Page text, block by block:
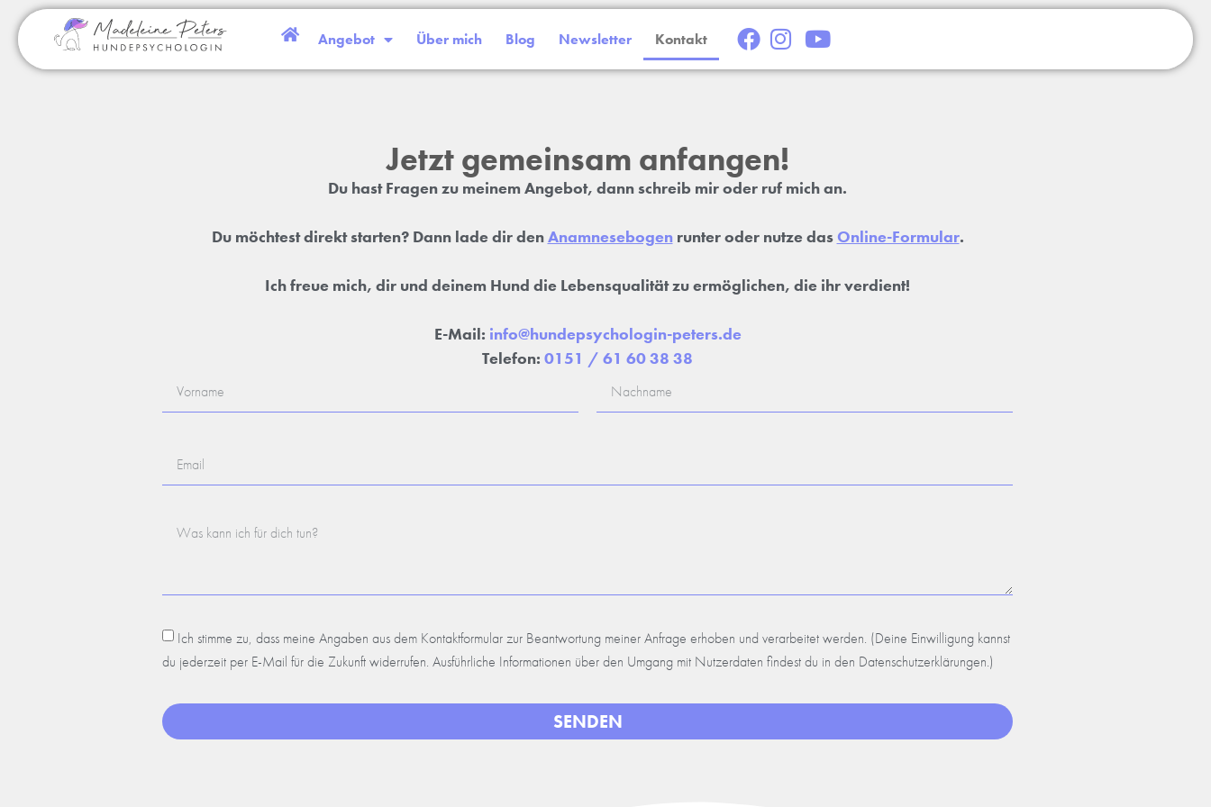
Angebot Über mich Blog Newsletter Kontakt
Jetzt gemeinsam anfangen!
Du hast Fragen zu meinem Angebot, dann schreib mir oder ruf mich an.
Du möchtest direkt starten? Dann lade dir denAnamnesebogen runter oder nutze das Online-Formular.
Ich freue mich, dir und deinem Hund die Lebensqualität zu ermöglichen, die ihr verdient!
E-Mail: info@hundepsychologin-peters.de
Telefon: 0151 / 61 60 38 38
Ich stimme zu, dass meine Angaben aus dem Kontaktformular zur Beantwortung meiner Anfrage erhoben und verarbeitet werden. (Deine Einwilligung kannst
du jederzeit per E-Mail für die Zukunft widerrufen. Ausführliche Informationen über den Umgang mit Nutzerdaten findest du in den Datenschutzerklärungen.)
SENDEN